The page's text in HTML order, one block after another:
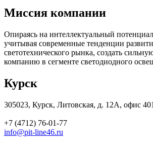
Миссия компании
Опираясь на интеллектуальный
учитывая современные тенденции
светотехнического рынка, создать
компанию в сегменте светодиодного
Курск
305023, Курск, Литовская, д. 12А, офис
+7 (4712) 76-01-77
info@pit-line46.ru